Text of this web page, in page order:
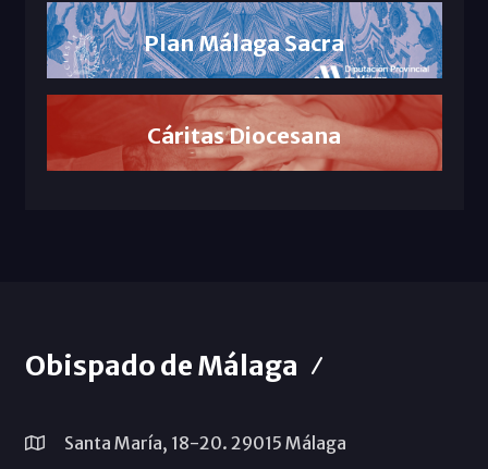
Plan Málaga Sacra
Cáritas Diocesana
Obispado de Málaga
Santa María, 18-20. 29015 Málaga